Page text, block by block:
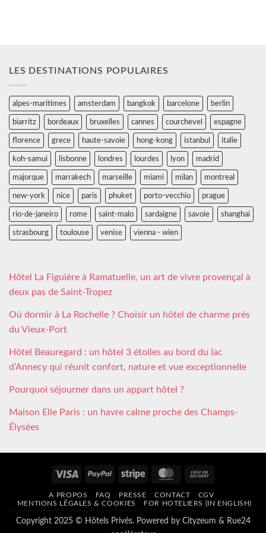
LES DESTINATIONS POPULAIRES
alpes-maritimes amsterdam bangkok barcelone berlin
biarritz bordeaux bruxelles cannes courchevel espagne
florence grece haute-savoie hong-kong istanbul italie
koh-samui lisbonne londres lourdes lyon madrid
majorque marrakech marseille miami milan montreal
new-york nice paris phuket porto-vecchio prague
rio-de-janeiro rome saint-malo sardaigne savoie shanghai
strasbourg toulouse venise vienna - wien
Hôtel La Figuière à Ramatuelle, un art de vivre provençal à
deux pas de Saint-Tropez
Où dormir à La Rochelle ? Choisir un hôtel de charme près
du Vieux-Port
Hôtel Beauregard : un hôtel 3 étoiles au bord du lac
d’Annecy qui réunit confort, nature et vue exceptionnelle
Pourquoi séjourner dans un appart hôtel ?
Maison Elle Paris : un havre calme proche des Champs-
Élysées
Visa PayPal Stripe MasterCard
Delivery
A PROPOS FAQ PRESSE CONTACT
CGV
MENTIONS LÉGALES & COOKIES
FOR HOTELIERS (IN ENGLISH)
Copyright 2025 © Hôtels Privés. Powered by Cityzeum & Rue24